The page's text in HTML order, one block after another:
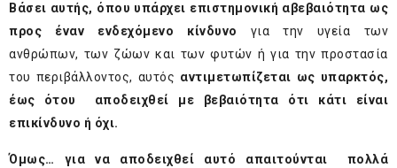
Βάσει αυτής, όπου υπάρχει επιστημονική αβεβαιότητα ως
προς έναν ενδεχόμενο κίνδυνο για την υγεία των
ανθρώπων, των ζώων και των φυτών ή για την προστασία
του περιβάλλοντος, αυτός αντιμετωπίζεται ως υπαρκτός,
έως ότου αποδειχθεί με βεβαιότητα ότι κάτι είναι
επικίνδυνο ή όχι.
Όμως… για να αποδειχθεί αυτό απαιτούνται πολλά